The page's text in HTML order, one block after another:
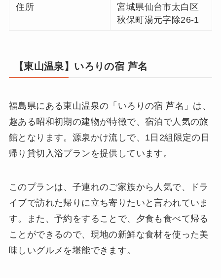
住所
宮城県仙台市太白区
秋保町湯元字除26-1
【東山温泉】いろりの宿 芦名
福島県にある東山温泉の「いろりの宿 芦名」は、
趣ある昭和初期の建物が特徴で、宿泊で人気の旅
館となります。源泉かけ流しで、1日2組限定の日
帰り貸切入浴プランを提供しています。
このプランは、子連れのご家族から人気で、ドラ
イブで訪れた帰りに立ち寄りたいと言われていま
す。また、予約をすることで、夕食も食べて帰る
ことができるので、現地の新鮮な食材を使った美
味しいグルメを堪能できます。